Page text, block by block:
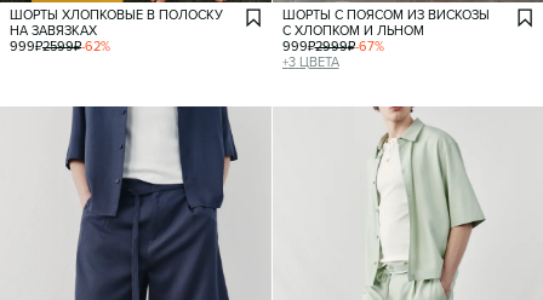
ШОРТЫ ХЛОПКОВЫЕ В ПОЛОСКУ
НА ЗАВЯЗКАХ
999₽2599₽-62%
ШОРТЫ С ПОЯСОМ ИЗ ВИСКОЗЫ
С ХЛОПКОМ И ЛЬНОМ
999₽2999₽-67%
+3 ЦВЕТА